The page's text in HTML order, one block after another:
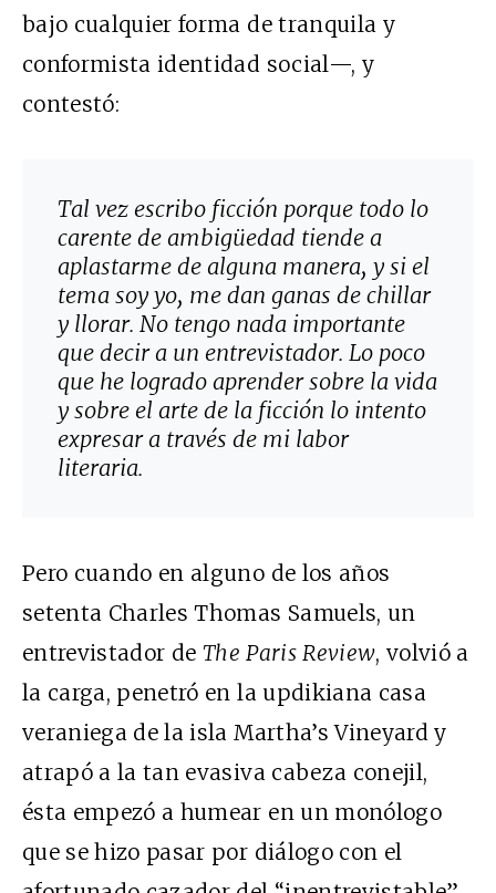
bajo cualquier forma de tranquila y
conformista identidad social—, y
contestó:
Tal vez escribo ficción porque todo lo
carente de ambigüedad tiende a
aplastarme de alguna manera, y si el
tema soy yo, me dan ganas de chillar
y llorar. No tengo nada importante
que decir a un entrevistador. Lo poco
que he logrado aprender sobre la vida
y sobre el arte de la ficción lo intento
expresar a través de mi labor
literaria.
Pero cuando en alguno de los años
setenta Charles Thomas Samuels, un
entrevistador de The Paris Review, volvió a
la carga, penetró en la updikiana casa
veraniega de la isla Martha’s Vineyard y
atrapó a la tan evasiva cabeza conejil,
ésta empezó a humear en un monólogo
que se hizo pasar por diálogo con el